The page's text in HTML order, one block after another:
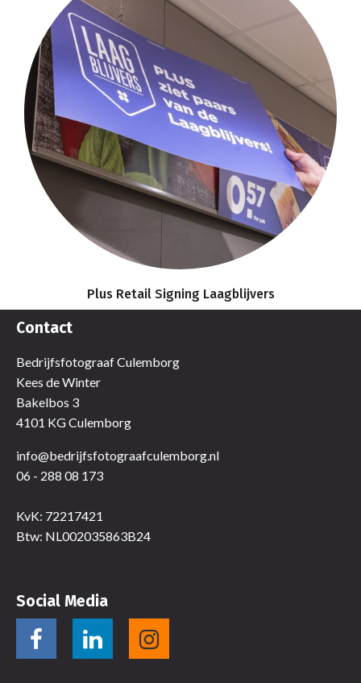
Plus Retail Signing Laagblijvers
Contact
Bedrijfsfotograaf Culemborg
Kees de Winter
Bakelbos 3
4101 KG Culemborg
info@bedrijfsfotograafculemborg.nl
06 - 288 08 173
KvK: 72217421
Btw: NL002035863B24
Social Media